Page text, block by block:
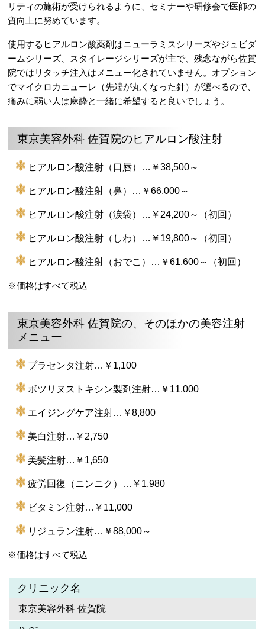
リティの施術が受けられるように、セミナーや研修会で医師の
質向上に努めています。
使用するヒアルロン酸薬剤はニューラミスシリーズやジュビダ
ームシリーズ、スタイレージシリーズが主で、残念ながら佐賀
院ではリタッチ注入はメニュー化されていません。オプション
でマイクロカニューレ（先端が丸くなった針）が選べるので、
痛みに弱い人は麻酔と一緒に希望すると良いでしょう。
東京美容外科 佐賀院のヒアルロン酸注射
ヒアルロン酸注射（口唇）…￥38,500～
ヒアルロン酸注射（鼻）…￥66,000～
ヒアルロン酸注射（涙袋）…￥24,200～（初回）
ヒアルロン酸注射（しわ）…￥19,800～（初回）
ヒアルロン酸注射（おでこ）…￥61,600～（初回）
※価格はすべて税込
東京美容外科 佐賀院の、そのほかの美容注射
メニュー
プラセンタ注射…￥1,100
ボツリヌストキシン製剤注射…￥11,000
エイジングケア注射…￥8,800
美白注射…￥2,750
美髪注射…￥1,650
疲労回復（ニンニク）…￥1,980
ビタミン注射…￥11,000
リジュラン注射…￥88,000～
※価格はすべて税込
クリニック名
東京美容外科 佐賀院